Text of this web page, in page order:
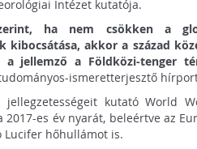
Intézet kutatója.
ha nem csökken a
kibocsátása, akkor a század
a jellemző a Földközi-tenger
ismeretterjesztő
jellegzetességeit kutató World
2017-es év nyarát, beleértve az
hőhullámot is.